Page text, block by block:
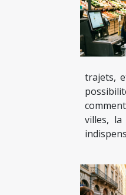
trajets,
villes, la